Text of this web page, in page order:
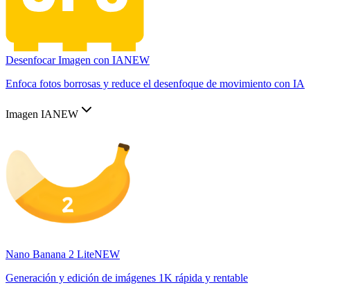
Desenfocar Imagen con IANEW
Enfoca fotos borrosas y reduce el desenfoque de movimiento con IA
Imagen IANEW
Nano Banana 2 LiteNEW
Generación y edición de imágenes 1K rápida y rentable